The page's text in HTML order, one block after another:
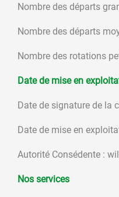
Nombre des départs
Nombre des départs
Nombre des rotations
Date de mise en
Date de signature de la
Date de mise en
Autorité Consédente :
Nos services